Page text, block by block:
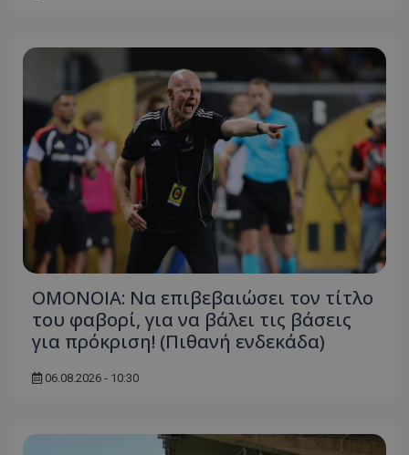
ΟΜΟΝΟΙΑ: Να επιβεβαιώσει τον τίτλο
του φαβορί, για να βάλει τις βάσεις
για πρόκριση! (Πιθανή ενδεκάδα)
06.08.2026 - 10:30